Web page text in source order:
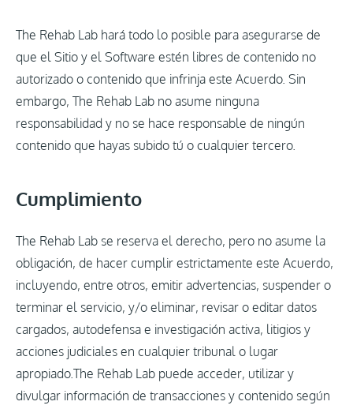
The Rehab Lab hará todo lo posible para asegurarse de
que el Sitio y el Software estén libres de contenido no
autorizado o contenido que infrinja este Acuerdo. Sin
embargo, The Rehab Lab no asume ninguna
responsabilidad y no se hace responsable de ningún
contenido que hayas subido tú o cualquier tercero.
Cumplimiento
The Rehab Lab se reserva el derecho, pero no asume la
obligación, de hacer cumplir estrictamente este Acuerdo,
incluyendo, entre otros, emitir advertencias, suspender o
terminar el servicio, y/o eliminar, revisar o editar datos
cargados, autodefensa e investigación activa, litigios y
acciones judiciales en cualquier tribunal o lugar
apropiado.The Rehab Lab puede acceder, utilizar y
divulgar información de transacciones y contenido según